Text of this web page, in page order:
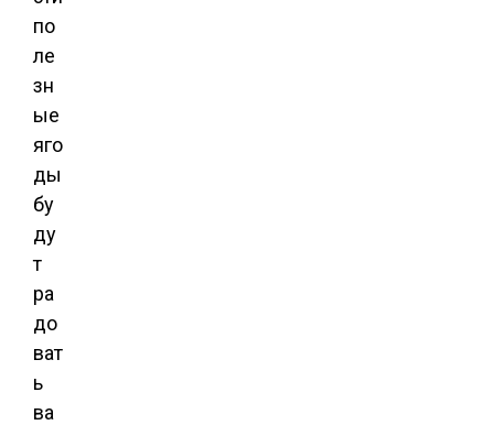
по
ле
зн
ые
яго
ды
бу
ду
т
ра
до
ват
ь
ва